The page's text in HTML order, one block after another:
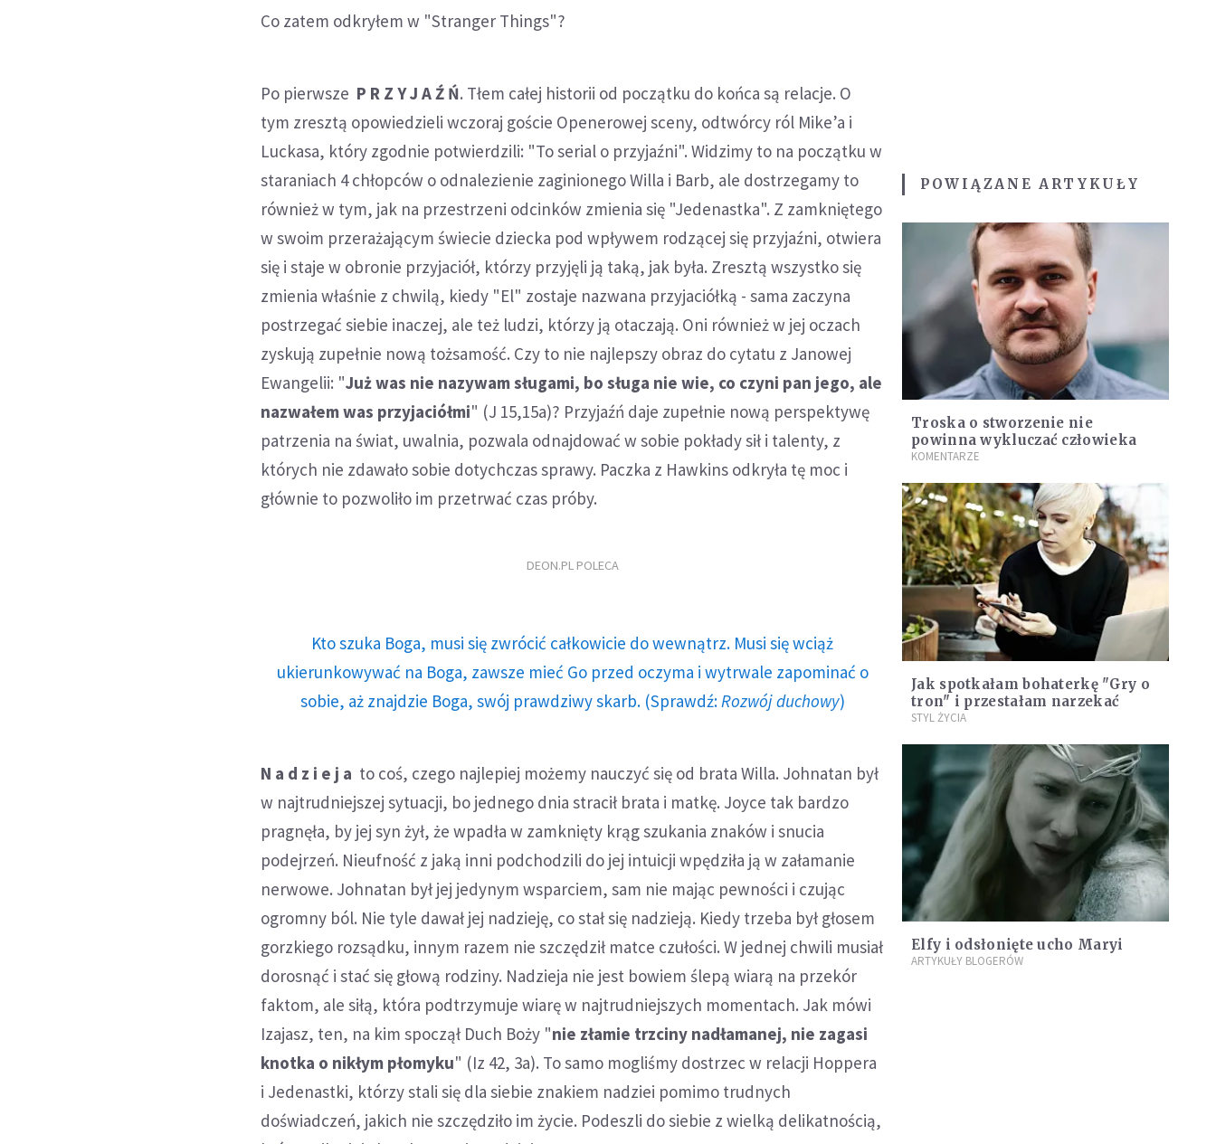
Co zatem odkryłem w "Stranger Things"?
Po pierwsze P R Z Y J A Ź Ń. Tłem całej historii od początku do końca są relacje. O
tym zresztą opowiedzieli wczoraj goście Openerowej sceny, odtwórcy ról Mike’a i
Luckasa, który zgodnie potwierdzili: "To serial o przyjaźni". Widzimy to na początku w
staraniach 4 chłopców o odnalezienie zaginionego Willa i Barb, ale dostrzegamy to
również w tym, jak na przestrzeni odcinków zmienia się "Jedenastka". Z zamkniętego
w swoim przerażającym świecie dziecka pod wpływem rodzącej się przyjaźni, otwiera
się i staje w obronie przyjaciół, którzy przyjęli ją taką, jak była. Zresztą wszystko się
zmienia właśnie z chwilą, kiedy "El" zostaje nazwana przyjaciółką - sama zaczyna
postrzegać siebie inaczej, ale też ludzi, którzy ją otaczają. Oni również w jej oczach
zyskują zupełnie nową tożsamość. Czy to nie najlepszy obraz do cytatu z Janowej
Ewangelii: "Już was nie nazywam sługami, bo sługa nie wie, co czyni pan jego, ale
nazwałem was przyjaciółmi" (J 15,15a)? Przyjaźń daje zupełnie nową perspektywę
patrzenia na świat, uwalnia, pozwala odnajdować w sobie pokłady sił i talenty, z
których nie zdawało sobie dotychczas sprawy. Paczka z Hawkins odkryła tę moc i
głównie to pozwoliło im przetrwać czas próby.
DEON.PL POLECA
Kto szuka Boga, musi się zwrócić całkowicie do wewnątrz. Musi się wciąż
ukierunkowywać na Boga, zawsze mieć Go przed oczyma i wytrwale zapominać o
sobie, aż znajdzie Boga, swój prawdziwy skarb. (Sprawdź: Rozwój duchowy)
N a d z i e j a to coś, czego najlepiej możemy nauczyć się od brata Willa. Johnatan był
w najtrudniejszej sytuacji, bo jednego dnia stracił brata i matkę. Joyce tak bardzo
pragnęła, by jej syn żył, że wpadła w zamknięty krąg szukania znaków i snucia
podejrzeń. Nieufność z jaką inni podchodzili do jej intuicji wpędziła ją w załamanie
nerwowe. Johnatan był jej jedynym wsparciem, sam nie mając pewności i czując
ogromny ból. Nie tyle dawał jej nadzieję, co stał się nadzieją. Kiedy trzeba był głosem
gorzkiego rozsądku, innym razem nie szczędził matce czułości. W jednej chwili musiał
dorosnąć i stać się głową rodziny. Nadzieja nie jest bowiem ślepą wiarą na przekór
faktom, ale siłą, która podtrzymuje wiarę w najtrudniejszych momentach. Jak mówi
Izajasz, ten, na kim spoczął Duch Boży "nie złamie trzciny nadłamanej, nie zagasi
knotka o nikłym płomyku" (Iz 42, 3a). To samo mogliśmy dostrzec w relacji Hoppera
i Jedenastki, którzy stali się dla siebie znakiem nadziei pomimo trudnych
doświadczeń, jakich nie szczędziło im życie. Podeszli do siebie z wielką delikatnością,
POWIĄZANE ARTYKUŁY
Troska o stworzenie nie
powinna wykluczać człowieka
KOMENTARZE
Jak spotkałam bohaterkę "Gry o
tron" i przestałam narzekać
STYL ŻYCIA
Elfy i odsłonięte ucho Maryi
ARTYKUŁY BLOGERÓW